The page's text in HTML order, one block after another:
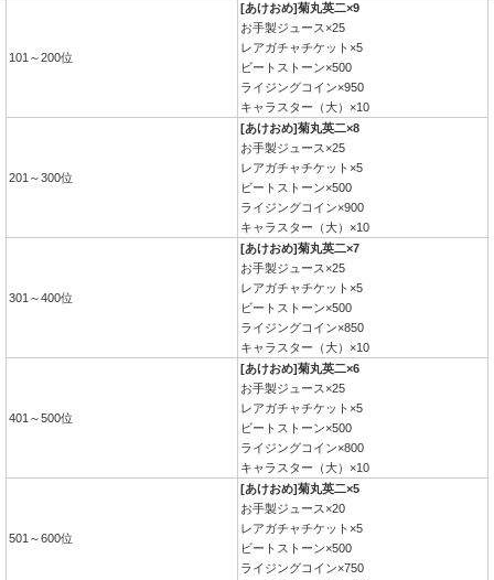
101～200位
[あけおめ]菊丸英二×9
お手製ジュース×25
レアガチャチケット×5
ビートストーン×500
ライジングコイン×950
キャラスター（大）×10
201～300位
[あけおめ]菊丸英二×8
お手製ジュース×25
レアガチャチケット×5
ビートストーン×500
ライジングコイン×900
キャラスター（大）×10
301～400位
[あけおめ]菊丸英二×7
お手製ジュース×25
レアガチャチケット×5
ビートストーン×500
ライジングコイン×850
キャラスター（大）×10
401～500位
[あけおめ]菊丸英二×6
お手製ジュース×25
レアガチャチケット×5
ビートストーン×500
ライジングコイン×800
キャラスター（大）×10
501～600位
[あけおめ]菊丸英二×5
お手製ジュース×20
レアガチャチケット×5
ビートストーン×500
ライジングコイン×750